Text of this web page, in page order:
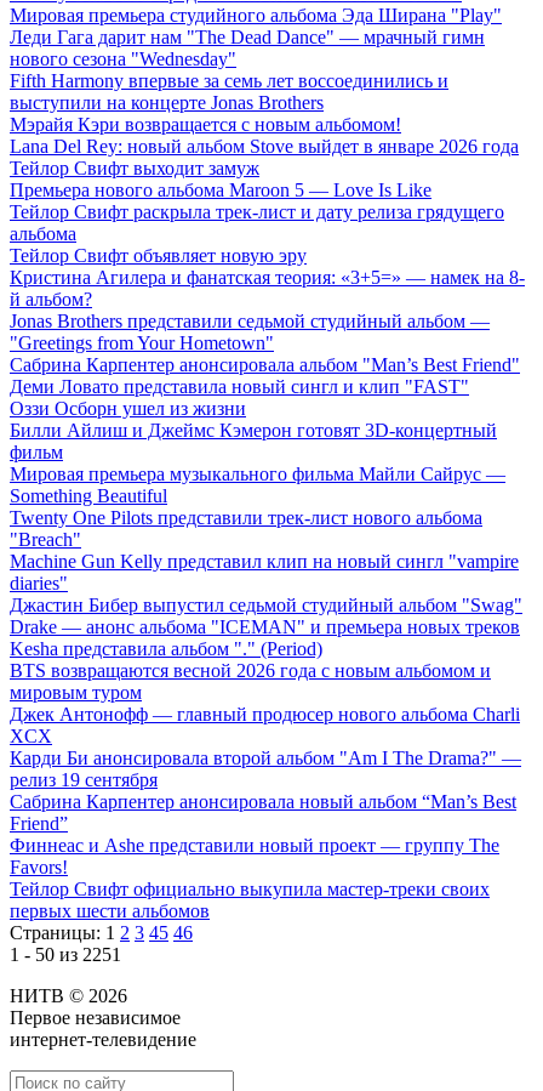
Мировая премьера студийного альбома Эда Ширана "Play"
Леди Гага дарит нам "The Dead Dance" — мрачный гимн
нового сезона "Wednesday"
Fifth Harmony впервые за семь лет воссоединились и
выступили на концерте Jonas Brothers
Мэрайя Кэри возвращается с новым альбомом!
Lana Del Rey: новый альбом Stove выйдет в январе 2026 года
Тейлор Свифт выходит замуж
Премьера нового альбома Maroon 5 — Love Is Like
Тейлор Свифт раскрыла трек-лист и дату релиза грядущего
альбома
Тейлор Свифт объявляет новую эру
Кристина Агилера и фанатская теория: «3+5=» — намек на 8-
й альбом?
Jonas Brothers представили седьмой студийный альбом —
"Greetings from Your Hometown"
Сабрина Карпентер анонсировала альбом "Man’s Best Friend"
Деми Ловато представила новый сингл и клип "FAST"
Оззи Осборн ушел из жизни
Билли Айлиш и Джеймс Кэмерон готовят 3D-концертный
фильм
Мировая премьера музыкального фильма Майли Сайрус —
Something Beautiful
Twenty One Pilots представили трек-лист нового альбома
"Breach"
Machine Gun Kelly представил клип на новый сингл "vampire
diaries"
Джастин Бибер выпустил седьмой студийный альбом "Swag"
Drake — анонс альбома "ICEMAN" и премьера новых треков
Kesha представила альбом "." (Period)
BTS возвращаются весной 2026 года с новым альбомом и
мировым туром
Джек Антонофф — главный продюсер нового альбома Charli
XCX
Карди Би анонсировала второй альбом "Am I The Drama?" —
релиз 19 сентября
Сабрина Карпентер анонсировала новый альбом “Man’s Best
Friend”
Финнеас и Ashe представили новый проект — группу The
Favors!
Тейлор Свифт официально выкупила мастер-треки своих
первых шести альбомов
Страницы: 1 2 3 45 46
1 - 50 из 2251
НИТВ © 2026
Первое независимое
интернет-телевидение